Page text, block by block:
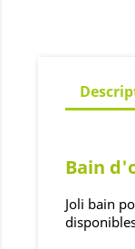
Bain
Joli bain